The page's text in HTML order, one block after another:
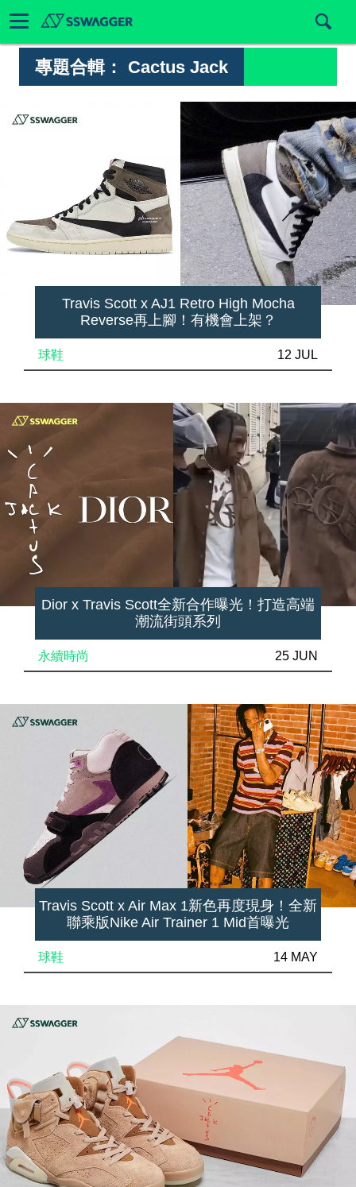
專題合輯： Cactus Jack
Travis Scott x AJ1 Retro High Mocha
Reverse再上腳！有機會上架？
球鞋 12 JUL
Dior x Travis Scott全新合作曝光！打造高端
潮流街頭系列
永續時尚 25 JUN
Travis Scott x Air Max 1新色再度現身！全新
聯乘版Nike Air Trainer 1 Mid首曝光
球鞋 14 MAY